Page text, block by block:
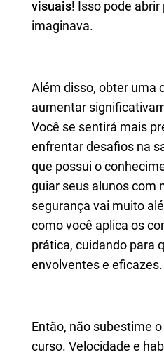
visuais! Isso pode
imaginava.
Além disso, obter uma
aumentar
Você se sentirá mais
enfrentar desafios na
que possui o
guiar seus alunos com
segurança vai muito
como você aplica os
prática, cuidando para
envolventes e eficazes.
Então, não subestime
curso. Velocidade e